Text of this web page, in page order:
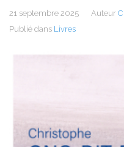
21 septembre 2025 Auteur
Publié dans Livres